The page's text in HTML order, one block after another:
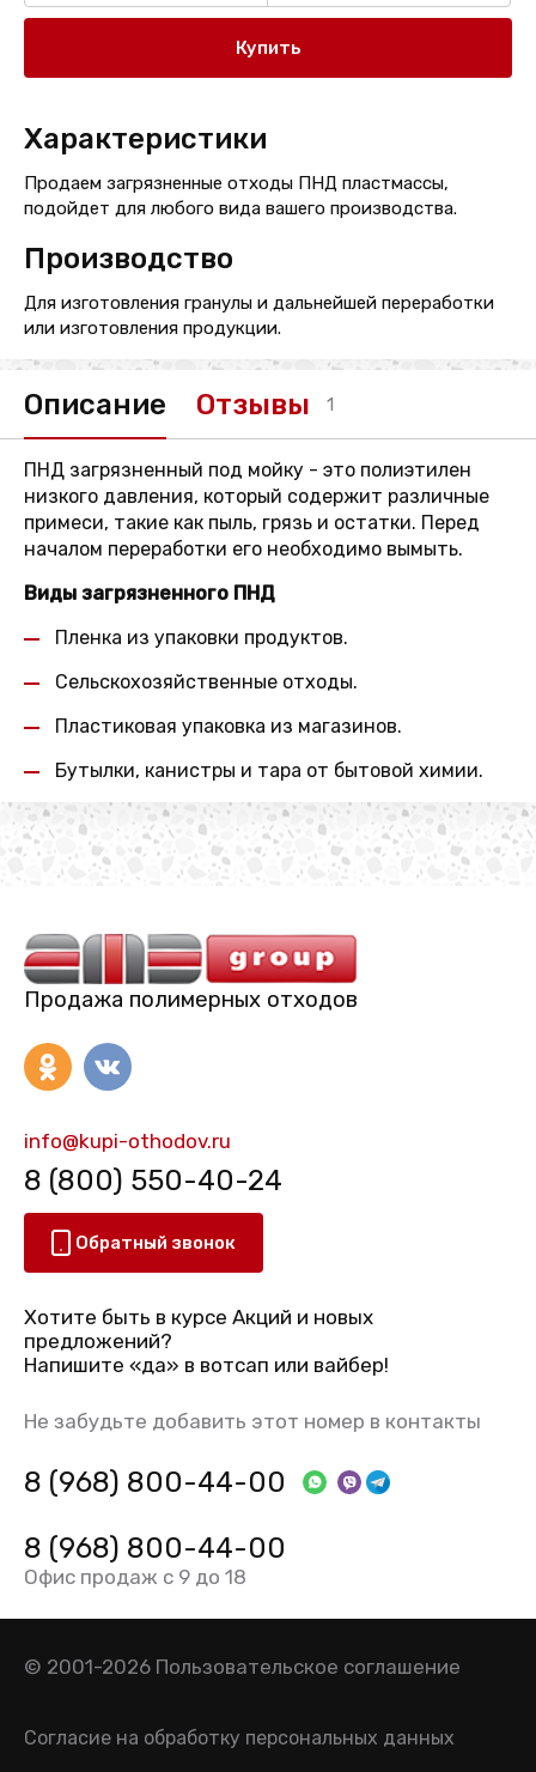
Купить
Характеристики
Продаем загрязненные отходы ПНД пластмассы,
подойдет для любого вида вашего производства.
Производство
Для изготовления гранулы и дальнейшей переработки
или изготовления продукции.
Описание Отзывы 1
ПНД загрязненный под мойку - это полиэтилен
низкого давления, который содержит различные
примеси, такие как пыль, грязь и остатки. Перед
началом переработки его необходимо вымыть.
Виды загрязненного ПНД
Пленка из упаковки продуктов.
Сельскохозяйственные отходы.
Пластиковая упаковка из магазинов.
Бутылки, канистры и тара от бытовой химии.
Продажа полимерных отходов
info@kupi-othodov.ru
8 (800) 550-40-24
Обратный звонок
Хотите быть в курсе Акций и новых
предложений?
Напишите «да» в вотсап или вайбер!
Не забудьте добавить этот номер в контакты
8 (968) 800-44-00
8 (968) 800-44-00
Офис продаж с 9 до 18
© 2001-2026 Пользовательское соглашение
Согласие на обработку персональных данных